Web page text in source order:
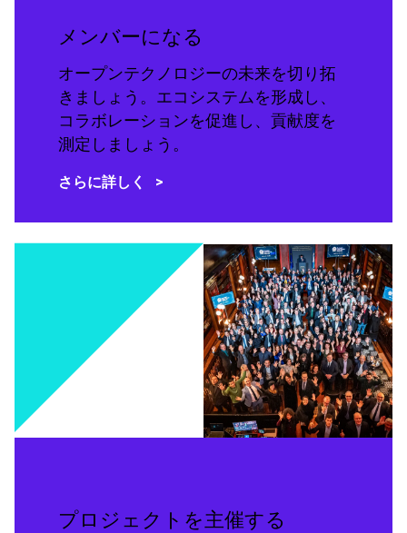
メンバーになる
オープンテクノロジーの未来を切り拓
きましょう。エコシステムを形成し、
コラボレーションを促進し、貢献度を
測定しましょう。
さらに詳しく
プロジェクトを主催する